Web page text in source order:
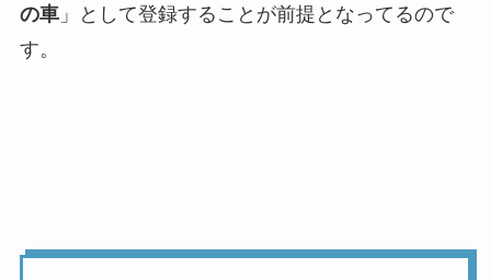
の車」として登録することが前提となってるので
す。